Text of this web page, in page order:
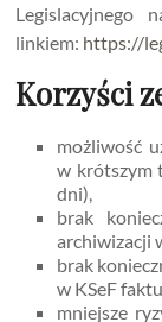
Legislacyjnego
linkiem: https://
Korzyści
możliwość
w krótszym
dni),
brak
archiwizacji
brak
w KSeF
mniejsze